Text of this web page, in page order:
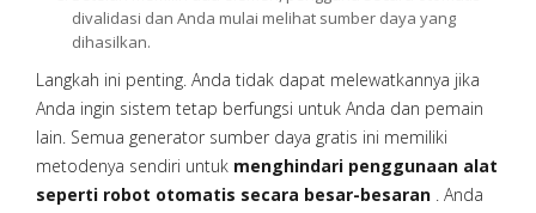
divalidasi dan Anda mulai melihat sumber daya yang
dihasilkan.
Langkah ini penting. Anda tidak dapat melewatkannya jika
Anda ingin sistem tetap berfungsi untuk Anda dan pemain
lain. Semua generator sumber daya gratis ini memiliki
metodenya sendiri untuk menghindari penggunaan alat
seperti robot otomatis secara besar-besaran . Anda